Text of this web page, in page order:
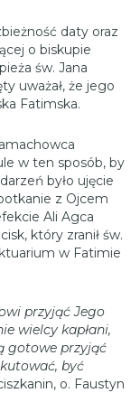
daty oraz
o biskupie
św. Jana
uważał, że jego
Fatimska.
w ten sposób, by
było ujęcie
z Ojcem
Ali Agca
który zranił św.
w Fatimie
przyjąć Jego
wielcy kapłani,
gotowe przyjąć
być
o. Faustyn